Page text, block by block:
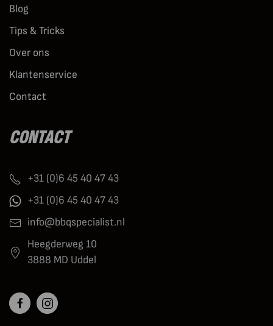
Blog
Tips & Tricks
Over ons
Klantenservice
Contact
CONTACT
+31 (0)6 45 40 47 43
+31 (0)6 45 40 47 43
info@bbqspecialist.nl
Heegderweg 10
3888 MD Uddel